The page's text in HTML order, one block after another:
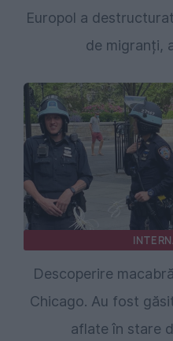
Europol a
de migranți,
Descoperire
Chicago. Au fost
aflate în stare